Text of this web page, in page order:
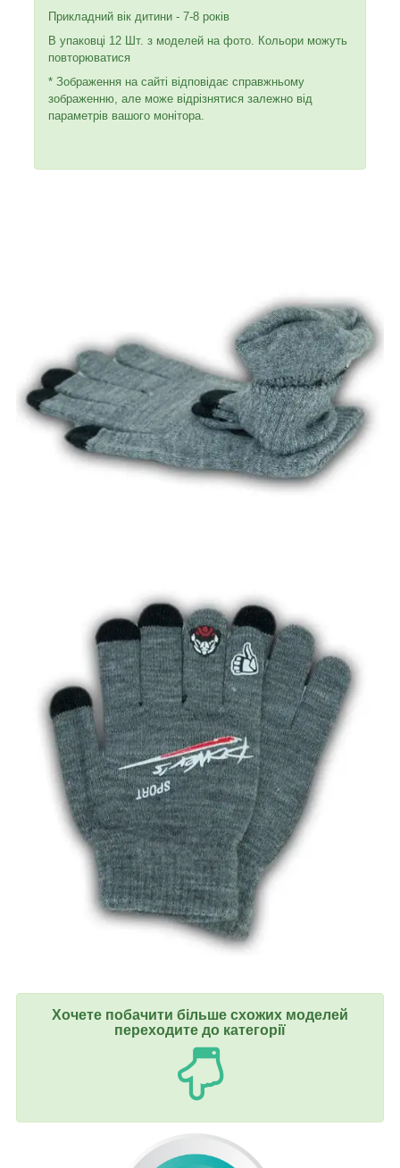
Прикладний вік дитини - 7-8 років
В упаковці 12 Шт. з моделей на фото. Кольори можуть
повторюватися
* Зображення на сайті відповідає справжньому
зображенню, але може відрізнятися залежно від
параметрів вашого монітора.
Хочете побачити більше схожих моделей
переходите до категорії